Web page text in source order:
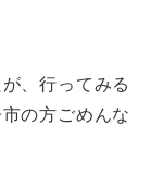
、行ってみる
の方ごめんな